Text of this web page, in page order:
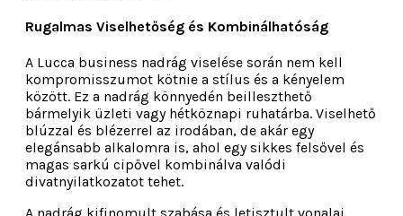
Rugalmas Viselhetőség és Kombinálhatóság
A Lucca business nadrág viselése során nem kell
kompromisszumot kötnie a stílus és a kényelem
között. Ez a nadrág könnyedén beilleszthető
bármelyik üzleti vagy hétköznapi ruhatárba. Viselhető
blúzzal és blézerrel az irodában, de akár egy
elegánsabb alkalomra is, ahol egy sikkes felsővel és
magas sarkú cipővel kombinálva valódi
divatnyilatkozatot tehet.